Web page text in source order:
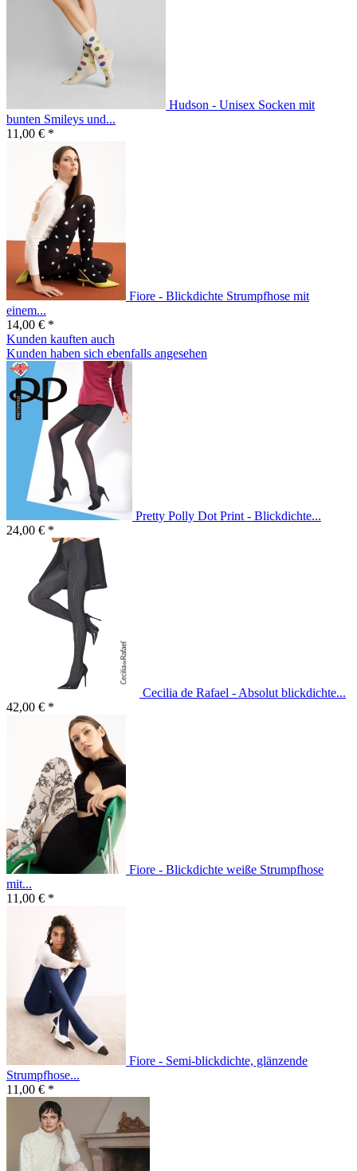
Hudson - Unisex Socken mit
bunten Smileys und...
11,00 € *
Fiore - Blickdichte Strumpfhose mit
einem...
14,00 € *
Kunden kauften auch
Kunden haben sich ebenfalls angesehen
Pretty Polly Dot Print - Blickdichte...
24,00 € *
Cecilia de Rafael - Absolut blickdichte...
42,00 € *
Fiore - Blickdichte weiße Strumpfhose
mit...
11,00 € *
Fiore - Semi-blickdichte, glänzende
Strumpfhose...
11,00 € *